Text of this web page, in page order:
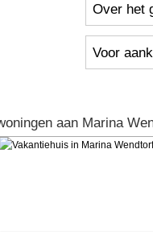
Over het
Voor
aan Marina